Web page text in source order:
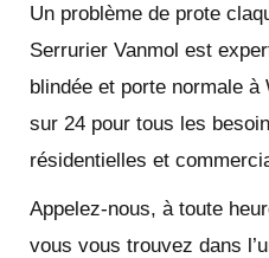
Un problème de prote
Serrurier Vanmol est
blindée et porte normale
sur 24 pour tous les
résidentielles et
Appelez-nous, à toute
vous vous trouvez dans